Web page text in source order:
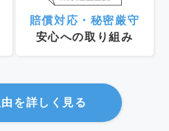
賠償対応・秘密厳守
安心への取り組み
を詳しく見る